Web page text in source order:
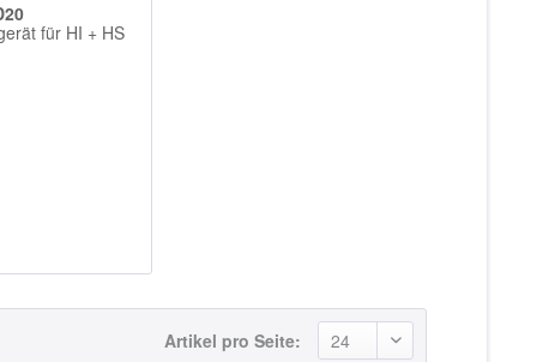
für HI + HS
Artikel pro Seite: